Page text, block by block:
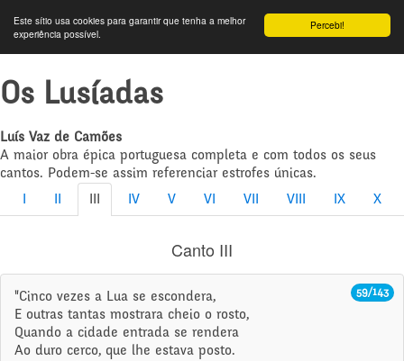
Percebi!
Este sítio usa cookies para garantir que tenha a melhor
experiência possível.
Os Lusíadas
Luís Vaz de Camões
A maior obra épica portuguesa completa e com todos os seus
cantos. Podem-se assim referenciar estrofes únicas.
IV V VI VII VIII IX X
Canto III
59/143
"Cinco vezes a Lua se escondera,
E outras tantas mostrara cheio o rosto,
Quando a cidade entrada se rendera
Ao duro cerco, que lhe estava posto.